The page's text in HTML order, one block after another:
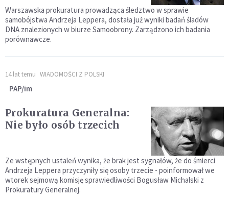
Warszawska prokuratura prowadząca śledztwo w sprawie
samobójstwa Andrzeja Leppera, dostała już wyniki badań śladów
DNA znalezionych w biurze Samoobrony. Zarządzono ich badania
porównawcze.
14 lat temu WIADOMOŚCI Z POLSKI
PAP/im
Prokuratura Generalna:
Nie było osób trzecich
Ze wstępnych ustaleń wynika, że brak jest sygnałów, że do śmierci
Andrzeja Leppera przyczyniły się osoby trzecie - poinformował we
wtorek sejmową komisję sprawiedliwości Bogusław Michalski z
Prokuratury Generalnej.